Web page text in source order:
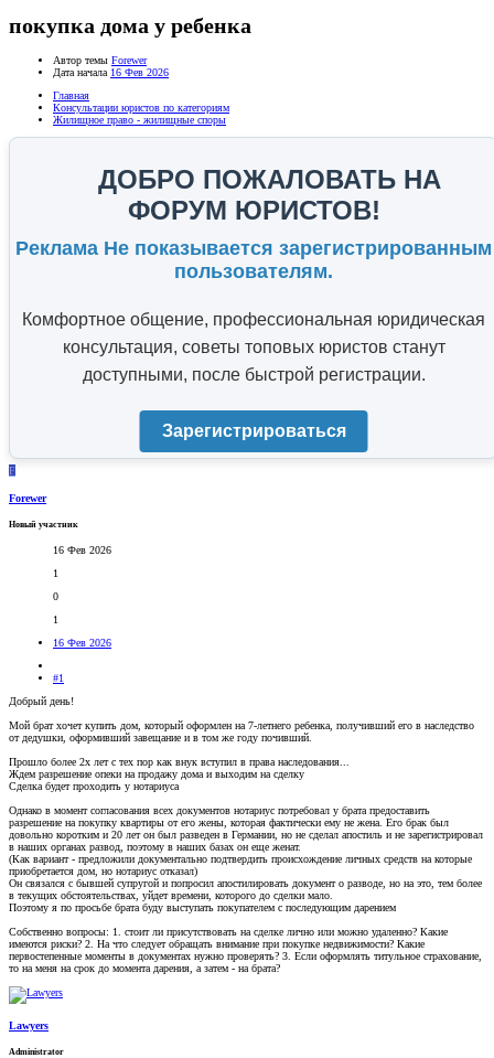
покупка дома у ребенка
Автор темы Forewer
Дата начала 16 Фев 2026
Главная
Консультации юристов по категориям
Жилищное право - жилищные споры
ДОБРО ПОЖАЛОВАТЬ НА
ФОРУМ ЮРИСТОВ!
Реклама Не показывается зарегистрированным
пользователям.
Комфортное общение, профессиональная юридическая
консультация, советы топовых юристов станут
доступными, после быстрой регистрации.
Зарегистрироваться
F
Forewer
Новый участник
16 Фев 2026
1
0
1
16 Фев 2026
#1
Добрый день!
Мой брат хочет купить дом, который оформлен на 7-летнего ребенка, получивший его в наследство
от дедушки, оформивший завещание и в том же году почивший.
Прошло более 2х лет с тех пор как внук вступил в права наследования...
Ждем разрешение опеки на продажу дома и выходим на сделку
Сделка будет проходить у нотариуса
Однако в момент согласования всех документов нотариус потребовал у брата предоставить
разрешение на покупку квартиры от его жены, которая фактически ему не жена. Его брак был
довольно коротким и 20 лет он был разведен в Германии, но не сделал апостиль и не зарегистрировал
в наших органах развод, поэтому в наших базах он еще женат.
(Как вариант - предложили документально подтвердить происхождение личных средств на которые
приобретается дом, но нотариус отказал)
Он связался с бывшей супругой и попросил апостилировать документ о разводе, но на это, тем более
в текущих обстоятельствах, уйдет времени, которого до сделки мало.
Поэтому я по просьбе брата буду выступать покупателем с последующим дарением
Собственно вопросы: 1. стоит ли присутствовать на сделке лично или можно удаленно? Какие
имеются риски? 2. На что следует обращать внимание при покупке недвижимости? Какие
первостепенные моменты в документах нужно проверять? 3. Если оформлять титульное страхование,
то на меня на срок до момента дарения, а затем - на брата?
Lawyers
Administrator